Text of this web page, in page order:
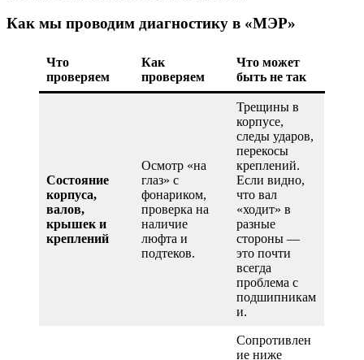
Как мы проводим диагностику в «МЭР»
Что
проверяем
Как
проверяем
Что может
быть не так
Состояние
корпуса,
валов,
крышек и
креплений
Осмотр «на
глаз» с
фонариком,
проверка на
наличие
люфта и
подтеков.
Трещины в
корпусе,
следы ударов,
перекосы
креплений.
Если видно,
что вал
«ходит» в
разные
стороны —
это почти
всегда
проблема с
подшипникам
и.
Сопротивлен
ие ниже